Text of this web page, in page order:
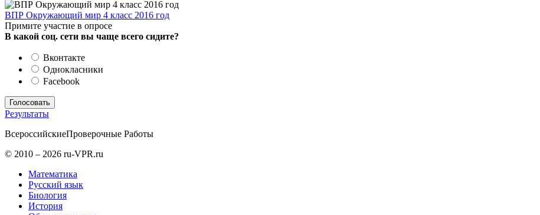
ВПР Окружающий мир 4 класс 2016 год
Примите участие в опросе
В какой соц. сети вы чаще всего сидите?
Вконтакте
Однокласники
Facebook
Результаты
ВсероссийскиеПроверочные Работы
© 2010 – 2026 ru-VPR.ru
Математика
Русский язык
Биология
История